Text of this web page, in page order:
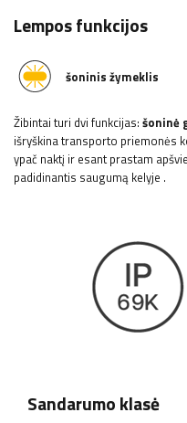
Lempos funkcijos
šoninis žymeklis
Žibintai turi dvi funkcijas: šoninė
išryškina transporto priemonės
ypač naktį ir esant prastam
padidinantis saugumą kelyje .
Sandarumo klasė